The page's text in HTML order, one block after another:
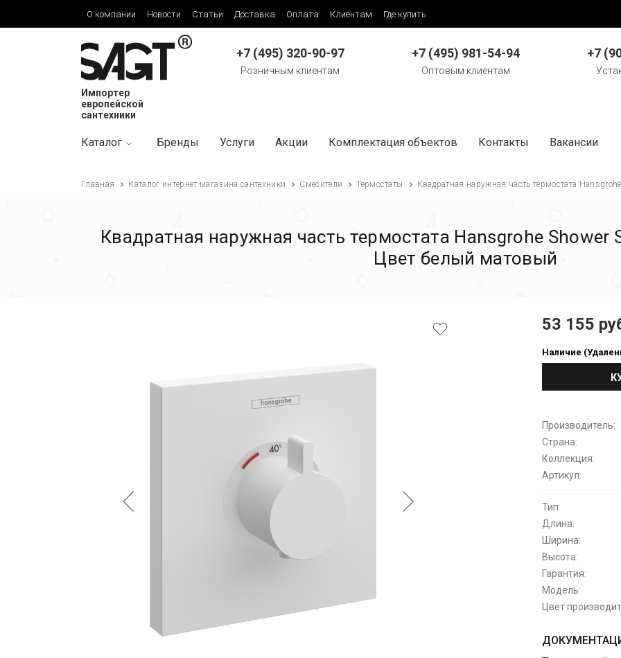
О компании Новости Статьи Доставка Оплата Клиентам Где купить
Импортер
европейской
сантехники
+7 (495) 320-90-97
Розничным клиентам
+7 (495) 981-54-94
Оптовым клиентам
+7
Каталог Бренды Услуги Акции Комплектация объектов Контакты Вакансии
Главная Каталог интернет-магазина сантехники Смесители Термостаты Квадратная наружная часть термостата
Квадратная наружная часть термостата Hansgrohe
Цвет белый матовый
53 155
Наличие
Производитель:
Страна:
Коллекция:
Артикул:
Тип:
Длина:
Ширина:
Высота:
Гарантия:
Модель:
Цвет